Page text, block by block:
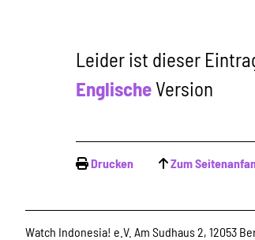
Leider ist dieser
Englische Version
Drucken Zum
Watch Indonesia! e.V. Am Sudhaus 2, 12053